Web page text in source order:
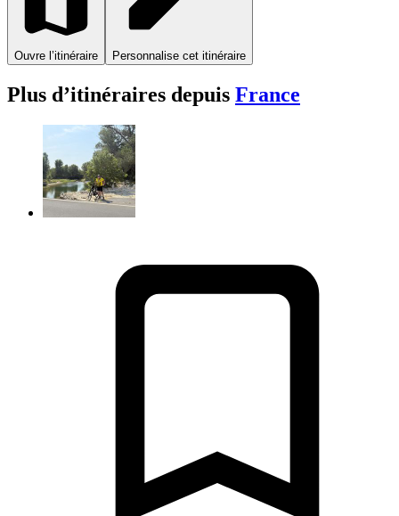
Ouvre l’itinéraire Personnalise cet itinéraire
Plus d’itinéraires depuis France